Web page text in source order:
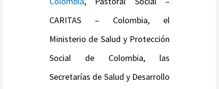
CARITAS – Colombia, el
Ministerio de Salud y Protección
Social de Colombia, las
Secretarías de Salud y Desarrollo